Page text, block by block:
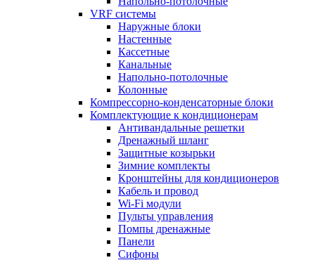
VRF системы
Наружные блоки
Настенные
Кассетные
Канальные
Напольно-потолочные
Колонные
Компрессорно-конденсаторные блоки
Комплектующие к кондиционерам
Антивандальные решетки
Дренажный шланг
Защитные козырьки
Зимние комплекты
Кронштейны для кондиционеров
Кабель и провод
Wi-Fi модули
Пульты управления
Помпы дренажные
Панели
Сифоны